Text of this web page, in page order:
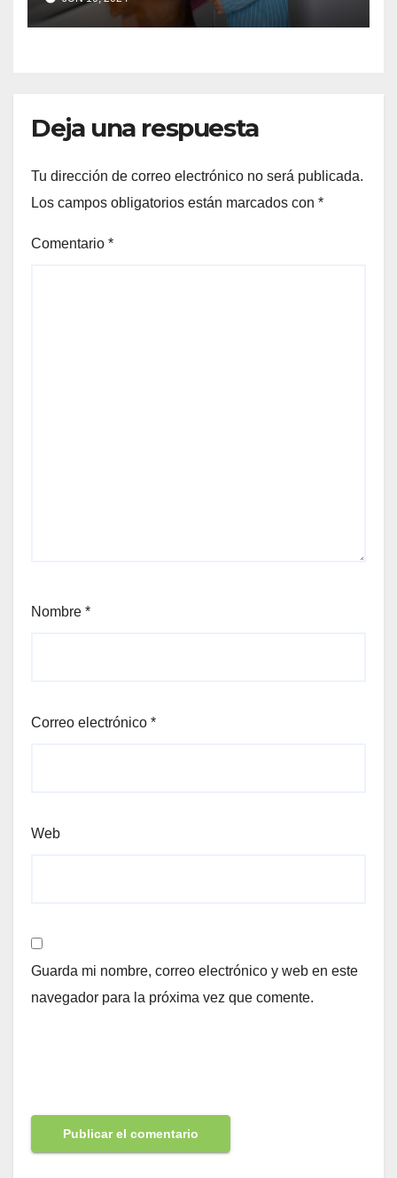
Deja una respuesta
Tu dirección de correo electrónico no será publicada.
Los campos obligatorios están marcados con *
Comentario *
Nombre *
Correo electrónico *
Web
Guarda mi nombre, correo electrónico y web en este
navegador para la próxima vez que comente.